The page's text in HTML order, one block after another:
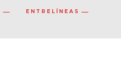
ENTRELÍNEAS